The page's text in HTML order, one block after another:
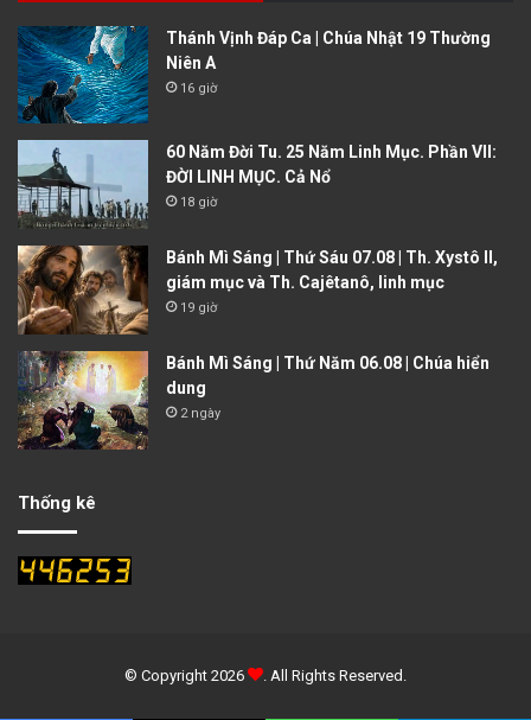
Thánh Vịnh Đáp Ca | Chúa Nhật 19 Thường
Niên A
16 giờ
60 Năm Đời Tu. 25 Năm Linh Mục. Phần VII:
ĐỜI LINH MỤC. Cả Nổ
18 giờ
Bánh Mì Sáng | Thứ Sáu 07.08 | Th. Xystô II,
giám mục và Th. Cajêtanô, linh mục
19 giờ
Bánh Mì Sáng | Thứ Năm 06.08 | Chúa hiển
dung
2 ngày
Thống kê
© Copyright 2026 . All Rights Reserved.